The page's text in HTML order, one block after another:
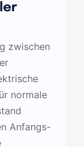
zwischen
normale
Anfangs-